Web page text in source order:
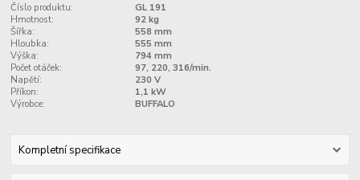
Číslo produktu:
GL 191
Hmotnost:
92 kg
Šířka:
558 mm
Hloubka:
555 mm
Výška:
794 mm
Počet otáček:
97, 220, 316/min.
Napětí:
230 V
Příkon:
1,1 kW
Výrobce:
BUFFALO
Kompletní specifikace